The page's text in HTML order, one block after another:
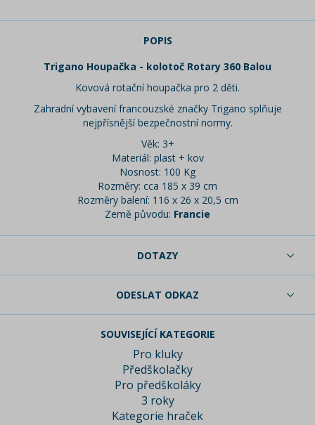
POPIS
Trigano Houpačka - kolotoč Rotary 360 Balou
Kovová rotační houpačka pro 2 děti.
Zahradní vybavení francouzské značky Trigano splňuje
nejpřísnější bezpečnostní normy.
Věk: 3+
Materiál: plast + kov
Nosnost: 100 Kg
Rozměry: cca 185 x 39 cm
Rozměry balení: 116 x 26 x 20,5 cm
Země původu: Francie
DOTAZY
ODESLAT ODKAZ
SOUVISEJÍCÍ KATEGORIE
Pro kluky
Předškolačky
Pro předškoláky
3 roky
Kategorie hraček